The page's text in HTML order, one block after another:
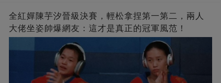
全紅嬋陳芋汐晉級決賽，輕松拿捏第一第二，兩人
大佬坐姿帥爆網友：這才是真正的冠軍風范！